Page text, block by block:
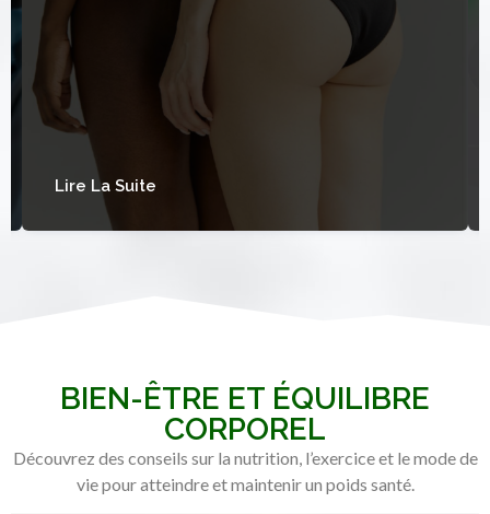
Lire La Suite
BIEN-ÊTRE ET ÉQUILIBRE
CORPOREL
Découvrez des conseils sur la nutrition, l’exercice et le mode de
vie pour atteindre et maintenir un poids santé.